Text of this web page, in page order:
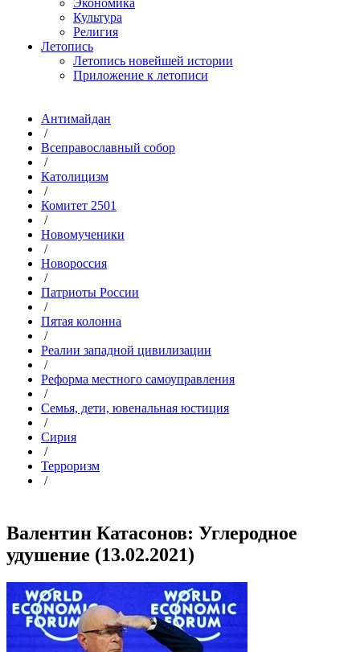
Экономика
Культура
Религия
Летопись
Летопись новейшей истории
Приложение к летописи
Антимайдан
/
Всеправославный собор
/
Католицизм
/
Комитет 2501
/
Новомученики
/
Новороссия
/
Патриоты России
/
Пятая колонна
/
Реалии западной цивилизации
/
Реформа местного самоуправления
/
Семья, дети, ювенальная юстиция
/
Сирия
/
Терроризм
/
Валентин Катасонов: Углеродное
удушение (13.02.2021)